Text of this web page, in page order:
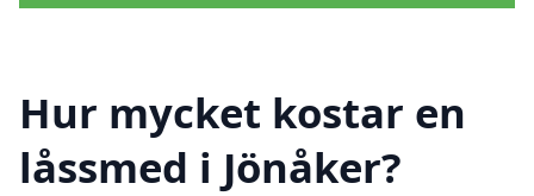
Hur mycket kostar en
låssmed i Jönåker?